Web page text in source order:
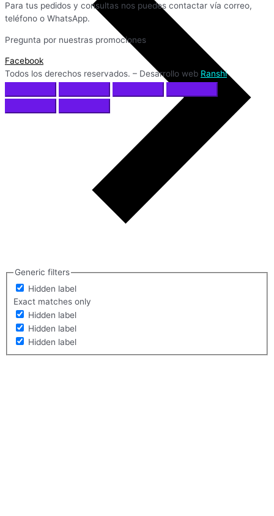
Generic filters
Hidden label
Exact matches only
Hidden label
Hidden label
Hidden label
Para tus pedidos y consultas nos puedes contactar vía correo,
teléfono o WhatsApp.
Pregunta por nuestras promociones
Facebook
Todos los derechos reservados. – Desarrollo web Ranshi